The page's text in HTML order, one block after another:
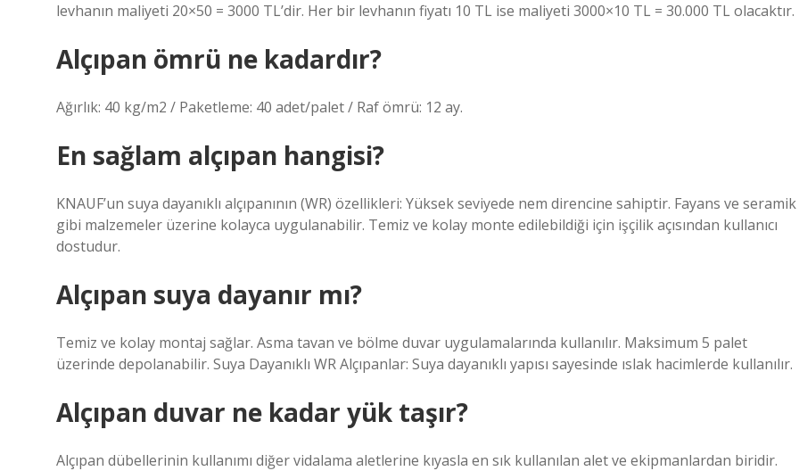
levhanın maliyeti 20×50 = 3000 TL’dir. Her bir levhanın fiyatı 10 TL ise maliyeti 3000×10 TL = 30.000 TL olacaktır.
Alçıpan ömrü ne kadardır?
Ağırlık: 40 kg/m2 / Paketleme: 40 adet/palet / Raf ömrü: 12 ay.
En sağlam alçıpan hangisi?
KNAUF’un suya dayanıklı alçıpanının (WR) özellikleri: Yüksek seviyede nem direncine sahiptir. Fayans ve seramik
gibi malzemeler üzerine kolayca uygulanabilir. Temiz ve kolay monte edilebildiği için işçilik açısından kullanıcı
dostudur.
Alçıpan suya dayanır mı?
Temiz ve kolay montaj sağlar. Asma tavan ve bölme duvar uygulamalarında kullanılır. Maksimum 5 palet
üzerinde depolanabilir. Suya Dayanıklı WR Alçıpanlar: Suya dayanıklı yapısı sayesinde ıslak hacimlerde kullanılır.
Alçıpan duvar ne kadar yük taşır?
Alçıpan dübellerinin kullanımı diğer vidalama aletlerine kıyasla en sık kullanılan alet ve ekipmanlardan biridir.